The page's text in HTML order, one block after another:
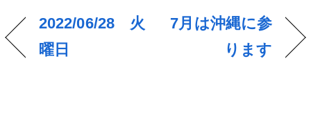
2022/06/28 火
曜日
7月は沖縄に参
ります